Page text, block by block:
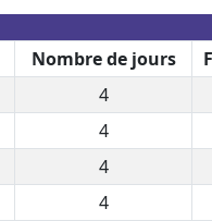
Nombre de jours
4
4
4
4